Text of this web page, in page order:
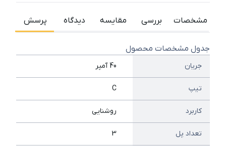
مشخصات بررسی مقایسه دیدگاه پرسش
جدول مشخصات محصول
جریان 40 آمپر
تیپ C
کاربرد روشنایی
تعداد پل 3